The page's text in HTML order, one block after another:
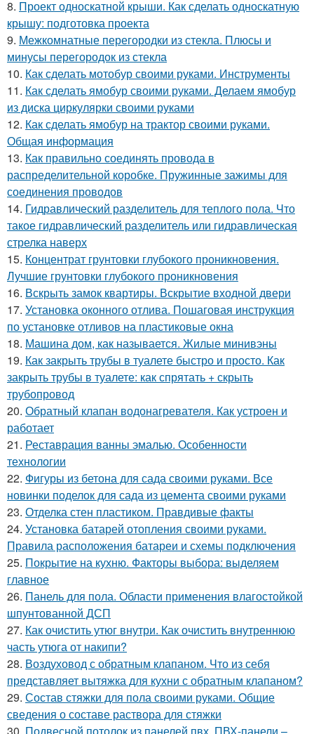
8. Проект односкатной крыши. Как сделать односкатную
крышу: подготовка проекта
9. Межкомнатные перегородки из стекла. Плюсы и
минусы перегородок из стекла
10. Как сделать мотобур своими руками. Инструменты
11. Как сделать ямобур своими руками. Делаем ямобур
из диска циркулярки своими руками
12. Как сделать ямобур на трактор своими руками.
Общая информация
13. Как правильно соединять провода в
распределительной коробке. Пружинные зажимы для
соединения проводов
14. Гидравлический разделитель для теплого пола. Что
такое гидравлический разделитель или гидравлическая
стрелка наверх
15. Концентрат грунтовки глубокого проникновения.
Лучшие грунтовки глубокого проникновения
16. Вскрыть замок квартиры. Вскрытие входной двери
17. Установка оконного отлива. Пошаговая инструкция
по установке отливов на пластиковые окна
18. Машина дом, как называется. Жилые минивэны
19. Как закрыть трубы в туалете быстро и просто. Как
закрыть трубы в туалете: как спрятать + скрыть
трубопровод
20. Обратный клапан водонагревателя. Как устроен и
работает
21. Реставрация ванны эмалью. Особенности
технологии
22. Фигуры из бетона для сада своими руками. Все
новинки поделок для сада из цемента своими руками
23. Отделка стен пластиком. Правдивые факты
24. Установка батарей отопления своими руками.
Правила расположения батареи и схемы подключения
25. Покрытие на кухню. Факторы выбора: выделяем
главное
26. Панель для пола. Области применения влагостойкой
шпунтованной ДСП
27. Как очистить утюг внутри. Как очистить внутреннюю
часть утюга от накипи?
28. Воздуховод с обратным клапаном. Что из себя
представляет вытяжка для кухни с обратным клапаном?
29. Состав стяжки для пола своими руками. Общие
сведения о составе раствора для стяжки
30. Подвесной потолок из панелей пвх. ПВХ-панели –,